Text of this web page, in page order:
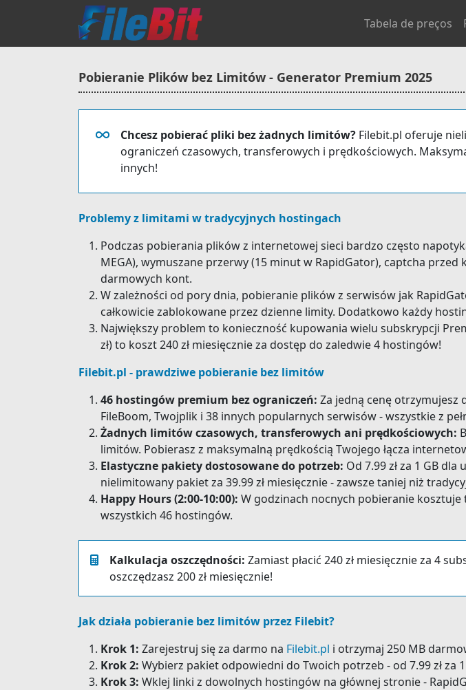
Tabela de preços
Pobieranie Plików bez Limitów - Generator Premium 2025
Chcesz pobierać pliki bez żadnych limitów? Filebit.pl oferuje
ograniczeń czasowych, transferowych i prędkościowych.
innych!
Problemy z limitami w tradycyjnych hostingach
Podczas pobierania plików z internetowej sieci bardzo często
MEGA), wymuszane przerwy (15 minut w RapidGator), captcha
darmowych kont.
W zależności od pory dnia, pobieranie plików z serwisów jak
całkowicie zablokowane przez dzienne limity. Dodatkowo każdy
Największy problem to konieczność kupowania wielu subskrypcji
zł) to koszt 240 zł miesięcznie za dostęp do zaledwie 4 hostingów!
Filebit.pl - prawdziwe pobieranie bez limitów
46 hostingów premium bez ograniczeń: Za jedną cenę otrzymujesz
FileBoom, Twojplik i 38 innych popularnych serwisów - wszystkie z
Żadnych limitów czasowych, transferowych ani prędkościowych:
limitów. Pobierasz z maksymalną prędkością Twojego łącza
Elastyczne pakiety dostosowane do potrzeb: Od 7.99 zł za 1 GB
nielimitowany pakiet za 39.99 zł miesięcznie - zawsze taniej niż
Happy Hours (2:00-10:00): W godzinach nocnych pobieranie kosztuje
wszystkich 46 hostingów.
Kalkulacja oszczędności: Zamiast płacić 240 zł miesięcznie za 4
oszczędzasz 200 zł miesięcznie!
Jak działa pobieranie bez limitów przez Filebit?
Krok 1: Zarejestruj się za darmo na Filebit.pl i otrzymaj 250 MB
Krok 2: Wybierz pakiet odpowiedni do Twoich potrzeb - od 7.99 zł za
Krok 3: Wklej linki z dowolnych hostingów na głównej stronie -